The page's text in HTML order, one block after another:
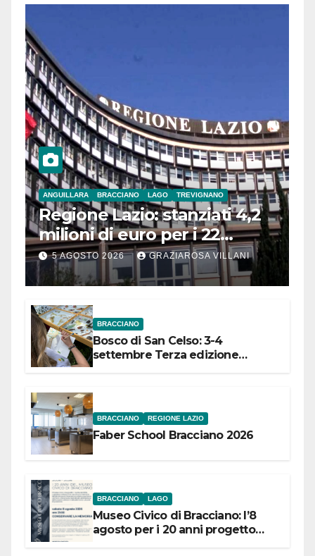
ANGUILLARA BRACCIANO LAGO TREVIGNANO
Regione Lazio: stanziati 4,2
milioni di euro per i 22
Comuni dell’Etruria
Meridionale
5 AGOSTO 2026 GRAZIAROSA VILLANI
BRACCIANO
Bosco di San Celso: 3-4
settembre Terza edizione
BRACCIANO REGIONE LAZIO
Faber School Bracciano 2026
BRACCIANO LAGO
Museo Civico di Bracciano: l’8
agosto per i 20 anni progetto